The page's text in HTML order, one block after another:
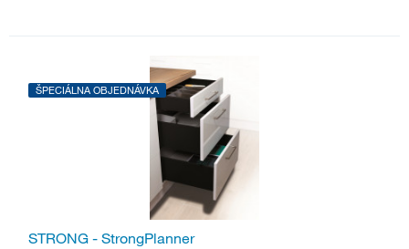
ŠPECIÁLNA OBJEDNÁVKA
STRONG - StrongPlanner